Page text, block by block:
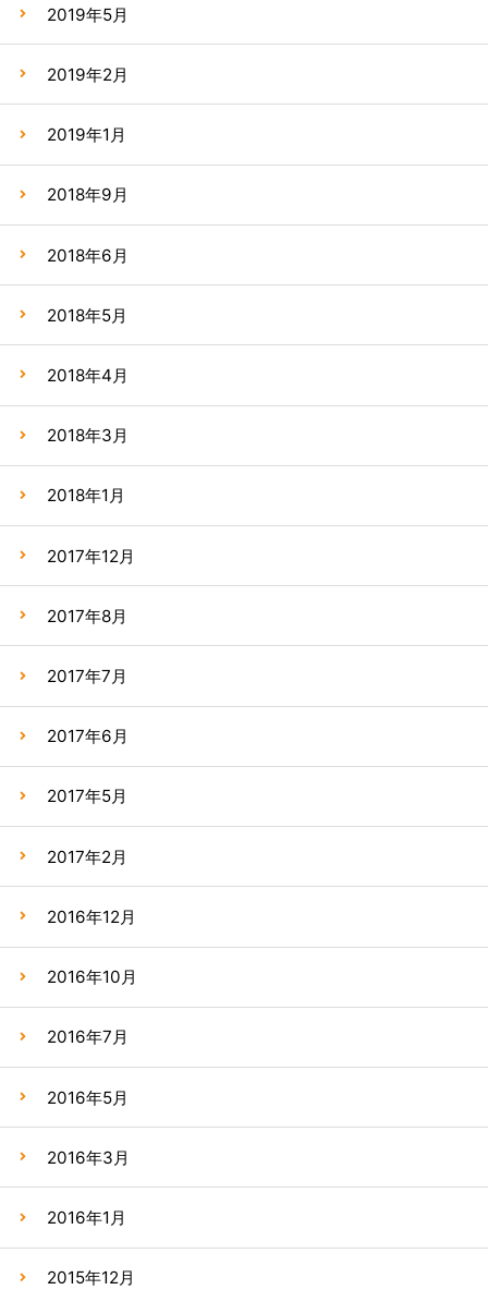
2019年5月
2019年2月
2019年1月
2018年9月
2018年6月
2018年5月
2018年4月
2018年3月
2018年1月
2017年12月
2017年8月
2017年7月
2017年6月
2017年5月
2017年2月
2016年12月
2016年10月
2016年7月
2016年5月
2016年3月
2016年1月
2015年12月